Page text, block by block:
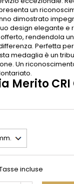
un
dimostrato
design elegante
rendendola
Perfetta
medaglia è un
Un
Merito CRI
incluse